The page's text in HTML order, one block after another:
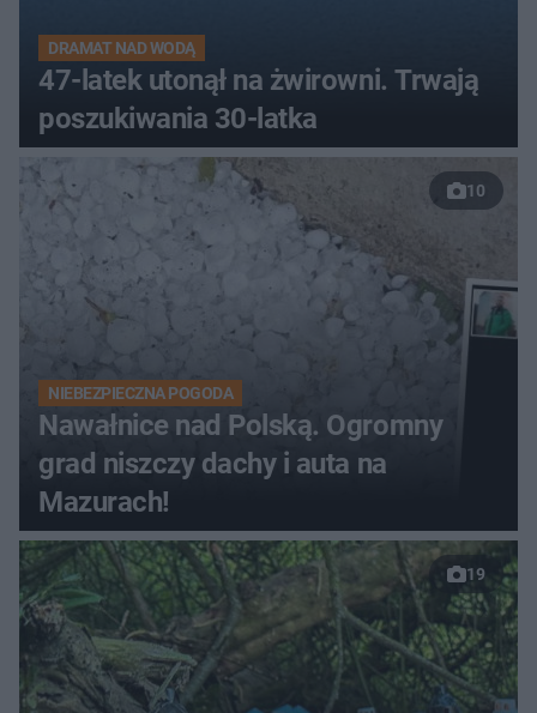
DRAMAT NAD WODĄ
47-latek utonął na żwirowni. Trwają
poszukiwania 30-latka
10
NIEBEZPIECZNA POGODA
Nawałnice nad Polską. Ogromny
grad niszczy dachy i auta na
Mazurach!
19